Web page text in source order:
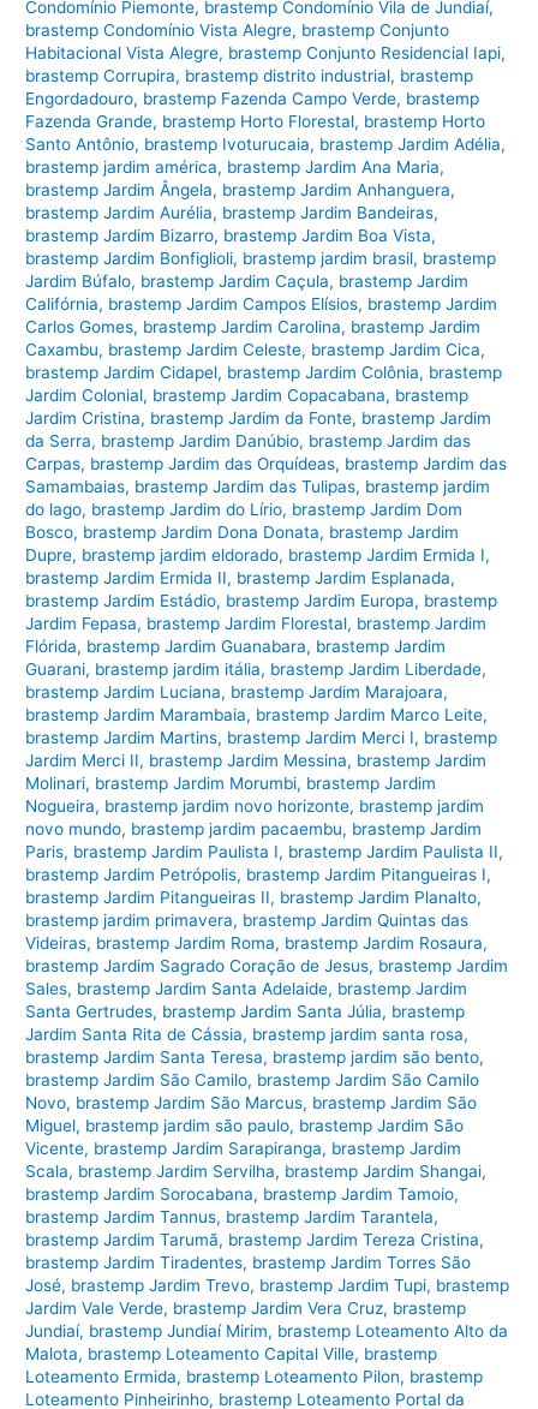
Condomínio Piemonte, brastemp Condomínio Vila de Jundiaí,
brastemp Condomínio Vista Alegre, brastemp Conjunto
Habitacional Vista Alegre, brastemp Conjunto Residencial Iapi,
brastemp Corrupira, brastemp distrito industrial, brastemp
Engordadouro, brastemp Fazenda Campo Verde, brastemp
Fazenda Grande, brastemp Horto Florestal, brastemp Horto
Santo Antônio, brastemp Ivoturucaia, brastemp Jardim Adélia,
brastemp jardim américa, brastemp Jardim Ana Maria,
brastemp Jardim Ângela, brastemp Jardim Anhanguera,
brastemp Jardim Aurélia, brastemp Jardim Bandeiras,
brastemp Jardim Bizarro, brastemp Jardim Boa Vista,
brastemp Jardim Bonfiglioli, brastemp jardim brasil, brastemp
Jardim Búfalo, brastemp Jardim Caçula, brastemp Jardim
Califórnia, brastemp Jardim Campos Elísios, brastemp Jardim
Carlos Gomes, brastemp Jardim Carolina, brastemp Jardim
Caxambu, brastemp Jardim Celeste, brastemp Jardim Cica,
brastemp Jardim Cidapel, brastemp Jardim Colônia, brastemp
Jardim Colonial, brastemp Jardim Copacabana, brastemp
Jardim Cristina, brastemp Jardim da Fonte, brastemp Jardim
da Serra, brastemp Jardim Danúbio, brastemp Jardim das
Carpas, brastemp Jardim das Orquídeas, brastemp Jardim das
Samambaias, brastemp Jardim das Tulipas, brastemp jardim
do lago, brastemp Jardim do Lírio, brastemp Jardim Dom
Bosco, brastemp Jardim Dona Donata, brastemp Jardim
Dupre, brastemp jardim eldorado, brastemp Jardim Ermida I,
brastemp Jardim Ermida II, brastemp Jardim Esplanada,
brastemp Jardim Estádio, brastemp Jardim Europa, brastemp
Jardim Fepasa, brastemp Jardim Florestal, brastemp Jardim
Flórida, brastemp Jardim Guanabara, brastemp Jardim
Guarani, brastemp jardim itália, brastemp Jardim Liberdade,
brastemp Jardim Luciana, brastemp Jardim Marajoara,
brastemp Jardim Marambaia, brastemp Jardim Marco Leite,
brastemp Jardim Martins, brastemp Jardim Merci I, brastemp
Jardim Merci II, brastemp Jardim Messina, brastemp Jardim
Molinari, brastemp Jardim Morumbi, brastemp Jardim
Nogueira, brastemp jardim novo horizonte, brastemp jardim
novo mundo, brastemp jardim pacaembu, brastemp Jardim
Paris, brastemp Jardim Paulista I, brastemp Jardim Paulista II,
brastemp Jardim Petrópolis, brastemp Jardim Pitangueiras I,
brastemp Jardim Pitangueiras II, brastemp Jardim Planalto,
brastemp jardim primavera, brastemp Jardim Quintas das
Videiras, brastemp Jardim Roma, brastemp Jardim Rosaura,
brastemp Jardim Sagrado Coração de Jesus, brastemp Jardim
Sales, brastemp Jardim Santa Adelaide, brastemp Jardim
Santa Gertrudes, brastemp Jardim Santa Júlia, brastemp
Jardim Santa Rita de Cássia, brastemp jardim santa rosa,
brastemp Jardim Santa Teresa, brastemp jardim são bento,
brastemp Jardim São Camilo, brastemp Jardim São Camilo
Novo, brastemp Jardim São Marcus, brastemp Jardim São
Miguel, brastemp jardim são paulo, brastemp Jardim São
Vicente, brastemp Jardim Sarapiranga, brastemp Jardim
Scala, brastemp Jardim Servilha, brastemp Jardim Shangai,
brastemp Jardim Sorocabana, brastemp Jardim Tamoio,
brastemp Jardim Tannus, brastemp Jardim Tarantela,
brastemp Jardim Tarumã, brastemp Jardim Tereza Cristina,
brastemp Jardim Tiradentes, brastemp Jardim Torres São
José, brastemp Jardim Trevo, brastemp Jardim Tupi, brastemp
Jardim Vale Verde, brastemp Jardim Vera Cruz, brastemp
Jundiaí, brastemp Jundiaí Mirim, brastemp Loteamento Alto da
Malota, brastemp Loteamento Capital Ville, brastemp
Loteamento Ermida, brastemp Loteamento Pilon, brastemp
Loteamento Pinheirinho, brastemp Loteamento Portal da